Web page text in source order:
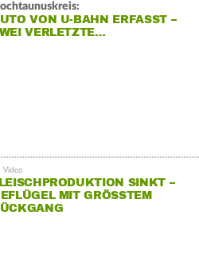
VON U-BAHN ERFASST –
VERLETZTE…
SINKT –
MIT GRÖSSTEM R